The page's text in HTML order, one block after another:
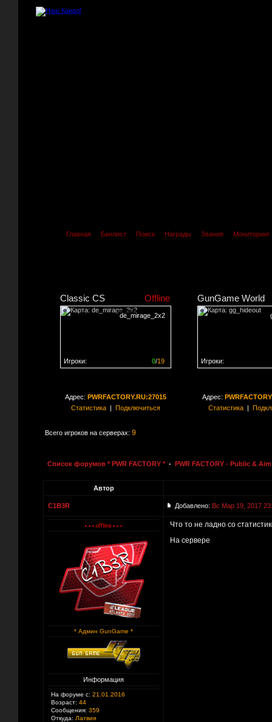
Главная Банлист Поиск Награды Звания Мониторинг
Classic CS Offline
de_mirage_2x2
0/19
Игроки:
GunGame World
Игроки:
Адрес: PWRFACTORY.RU:27015
Статистика| Подключиться
Адрес:
Статистика|
Всего игроков на серверах: 9
Список форумов * PWR FACTORY * - PWR FACTORY - Public &
Автор
C1B3R Добавлено: Вс Мар 19, 2017
* Админ GunGame *
Информация
На форуме с: 21.01.2016
Возраст: 44
Сообщения: 359
Откуда: Латвия
Что то не ладно со
На сервере